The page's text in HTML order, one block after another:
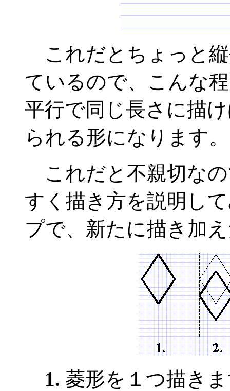
これだとちょっと
ているので、こんな
平行で同じ長さに描
られる形になります。
これだと不親切な
すく描き方を説明し
プで、新たに描き加
1. 菱形を１つ描き